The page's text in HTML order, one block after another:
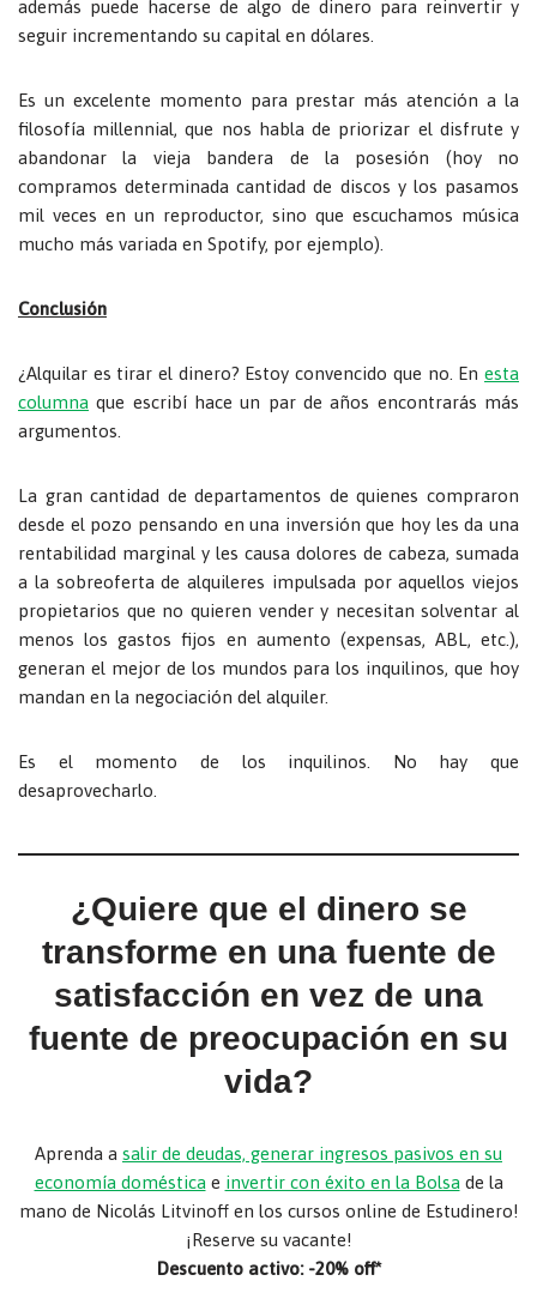
además puede hacerse de algo de dinero para reinvertir y
seguir incrementando su capital en dólares.
Es un excelente momento para prestar más atención a la
filosofía millennial, que nos habla de priorizar el disfrute y
abandonar la vieja bandera de la posesión (hoy no
compramos determinada cantidad de discos y los pasamos
mil veces en un reproductor, sino que escuchamos música
mucho más variada en Spotify, por ejemplo).
Conclusión
¿Alquilar es tirar el dinero? Estoy convencido que no. En esta
columna que escribí hace un par de años encontrarás más
argumentos.
La gran cantidad de departamentos de quienes compraron
desde el pozo pensando en una inversión que hoy les da una
rentabilidad marginal y les causa dolores de cabeza, sumada
a la sobreoferta de alquileres impulsada por aquellos viejos
propietarios que no quieren vender y necesitan solventar al
menos los gastos fijos en aumento (expensas, ABL, etc.),
generan el mejor de los mundos para los inquilinos, que hoy
mandan en la negociación del alquiler.
Es el momento de los inquilinos. No hay que
desaprovecharlo.
¿Quiere que el dinero se
transforme en una fuente de
satisfacción en vez de una
fuente de preocupación en su
vida?
Aprenda a salir de deudas, generar ingresos pasivos en su
economía doméstica e invertir con éxito en la Bolsa de la
mano de Nicolás Litvinoff en los cursos online de Estudinero!
¡Reserve su vacante!
Descuento activo: -20% off*